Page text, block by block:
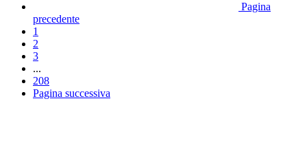
Pagina
precedente
1
2
3
...
208
Pagina successiva